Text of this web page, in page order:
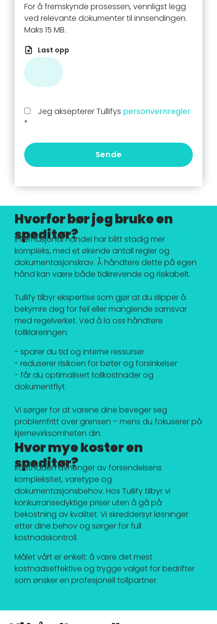
For å fremskynde prosessen, vennligst legg
ved relevante dokumenter til innsendingen.
Maks 15 MB.
Last opp
Jeg aksepterer Tullifys personvernregler
*
Sende
Hvorfor bør jeg bruke en
speditør?
Internasjonal handel har blitt stadig mer
kompleks, med et økende antall regler og
dokumentasjonskrav. Å håndtere dette på egen
hånd kan være både tidkrevende og risikabelt.
Tullify tilbyr ekspertise som gjør at du slipper å
bekymre deg for feil eller manglende samsvar
med regelverket. Ved å la oss håndtere
tollklareringen:
- sparer du tid og interne ressurser
- reduserer risikoen for bøter og forsinkelser
- får du optimalisert tollkostnader og
dokumentflyt
Vi sørger for at varene dine beveger seg
problemfritt over grensen – mens du fokuserer på
kjernevirksomheten din.
Hvor mye koster en
speditør?
Kostnaden avhenger av forsendelsens
kompleksitet, varetype og
dokumentasjonsbehov. Hos Tullify tilbyr vi
konkurransedyktige priser uten å gå på
bekostning av kvalitet. Vi skreddersyr løsninger
etter dine behov og sørger for full
kostnadskontroll.
Målet vårt er enkelt: å være det mest
kostnadseffektive og trygge valget for bedrifter
som ønsker en profesjonell tollpartner.